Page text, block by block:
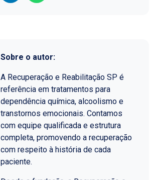
Sobre o autor:
A Recuperação e Reabilitação SP é
referência em tratamentos para
dependência química, alcoolismo e
transtornos emocionais. Contamos
com equipe qualificada e estrutura
completa, promovendo a recuperação
com respeito à história de cada
paciente.